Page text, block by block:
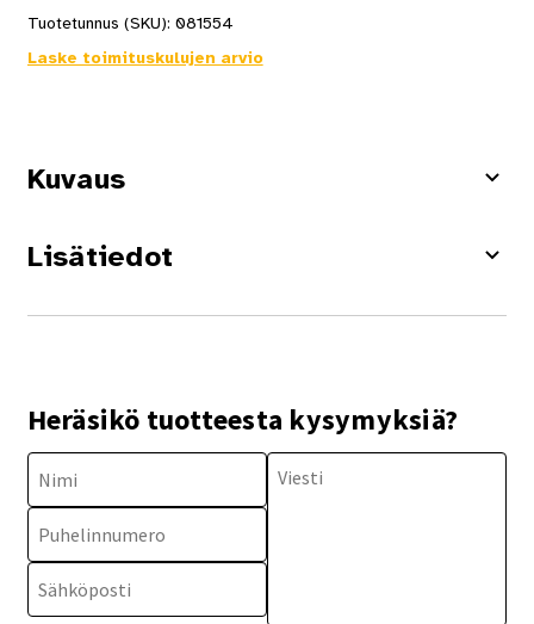
Tuotetunnus (SKU): 081554
Laske toimituskulujen arvio
Kuvaus
Lisätiedot
Heräsikö tuotteesta kysymyksiä?